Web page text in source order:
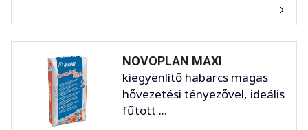
NOVOPLAN MAXI
kiegyenlítő habarcs magas
hővezetési tényezővel, ideális
fűtött ...